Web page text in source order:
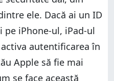
ele. Dacă ai un ID
iPhone-ul, iPad-ul
autentificarea în
Apple să fie mai
se face această